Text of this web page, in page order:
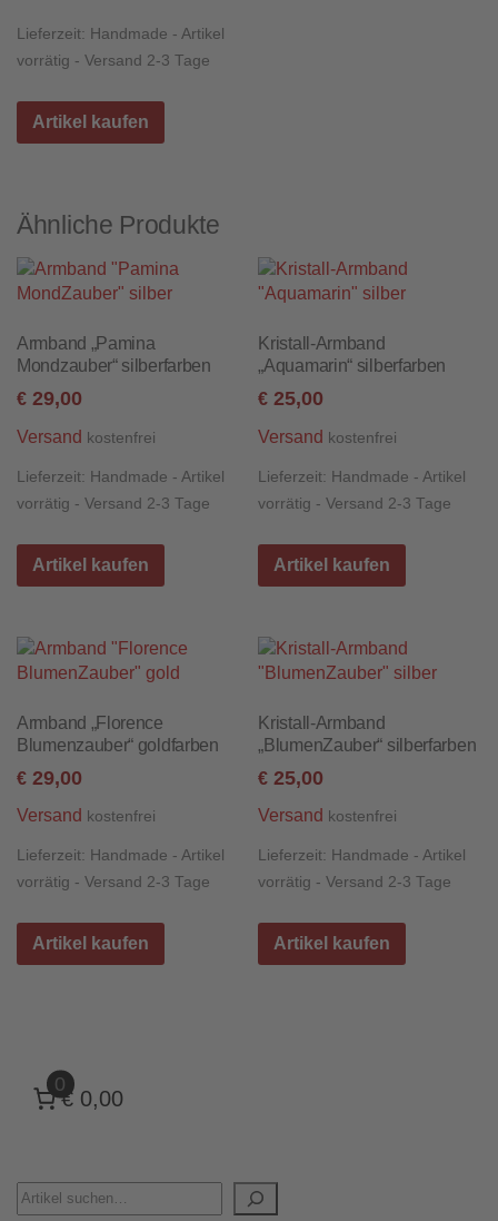
Lieferzeit: Handmade - Artikel
vorrätig - Versand 2-3 Tage
Artikel kaufen
Ähnliche Produkte
Armband „Pamina
Mondzauber“ silberfarben
€ 29,00
Versand kostenfrei
Lieferzeit: Handmade - Artikel
vorrätig - Versand 2-3 Tage
Artikel kaufen
Kristall-Armband
„Aquamarin“ silberfarben
€ 25,00
Versand kostenfrei
Lieferzeit: Handmade - Artikel
vorrätig - Versand 2-3 Tage
Artikel kaufen
Armband „Florence
Blumenzauber“ goldfarben
€ 29,00
Versand kostenfrei
Lieferzeit: Handmade - Artikel
vorrätig - Versand 2-3 Tage
Artikel kaufen
Kristall-Armband
„BlumenZauber“ silberfarben
€ 25,00
Versand kostenfrei
Lieferzeit: Handmade - Artikel
vorrätig - Versand 2-3 Tage
Artikel kaufen
0
€ 0,00